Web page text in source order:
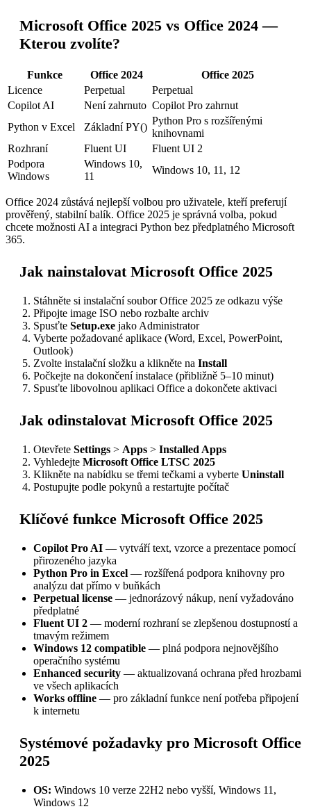
Microsoft Office 2025 vs Office 2024 —
Kterou zvolíte?
Funkce Office 2024
Office 2025
Licence
Perpetual
Perpetual
Copilot AI
Není zahrnuto Copilot Pro zahrnut
Python v Excel
Základní PY()
Python Pro s rozšířenými
knihovnami
Rozhraní
Fluent UI
Fluent UI 2
Podpora
Windows
Windows 10,
11
Windows 10, 11, 12
Office 2024 zůstává nejlepší volbou pro uživatele, kteří preferují
prověřený, stabilní balík. Office 2025 je správná volba, pokud
chcete možnosti AI a integraci Python bez předplatného Microsoft
365.
Jak nainstalovat Microsoft Office 2025
Stáhněte si instalační soubor Office 2025 ze odkazu výše
Připojte image ISO nebo rozbalte archiv
Spusťte Setup.exe jako Administrator
Vyberte požadované aplikace (Word, Excel, PowerPoint,
Outlook)
Zvolte instalační složku a klikněte na Install
Počkejte na dokončení instalace (přibližně 5–10 minut)
Spusťte libovolnou aplikaci Office a dokončete aktivaci
Jak odinstalovat Microsoft Office 2025
Otevřete Settings > Apps > Installed Apps
Vyhledejte Microsoft Office LTSC 2025
Klikněte na nabídku se třemi tečkami a vyberte Uninstall
Postupujte podle pokynů a restartujte počítač
Klíčové funkce Microsoft Office 2025
Copilot Pro AI — vytváří text, vzorce a prezentace pomocí
přirozeného jazyka
Python Pro in Excel — rozšířená podpora knihovny pro
analýzu dat přímo v buňkách
Perpetual license — jednorázový nákup, není vyžadováno
předplatné
Fluent UI 2 — moderní rozhraní se zlepšenou dostupností a
tmavým režimem
Windows 12 compatible — plná podpora nejnovějšího
operačního systému
Enhanced security — aktualizovaná ochrana před hrozbami
ve všech aplikacích
Works offline — pro základní funkce není potřeba připojení
k internetu
Systémové požadavky pro Microsoft Office
2025
OS: Windows 10 verze 22H2 nebo vyšší, Windows 11,
Windows 12